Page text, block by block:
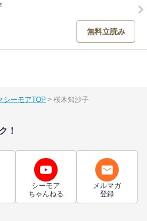
無料立読み
シーモアTOP 桜木知沙子
！
シーモア
ちゃんねる
メルマガ
登録